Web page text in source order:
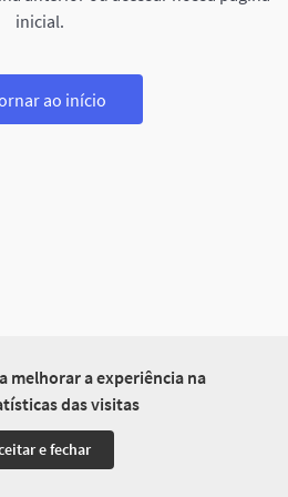
melhorar a experiência na
das visitas
e fechar
inicial.
ao início